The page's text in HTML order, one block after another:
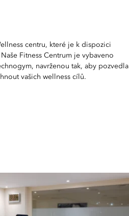
centru, které je k dispozici
Fitness Centrum je vybaveno
navrženou tak, aby pozvedla
vašich wellness cílů.